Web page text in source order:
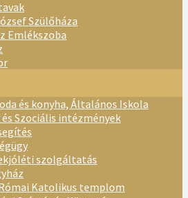
Szülőháza
Emlékszoba
és konyha, Általános Iskola
és Szociális intézmények
szolgáltatás
Katolikus templom